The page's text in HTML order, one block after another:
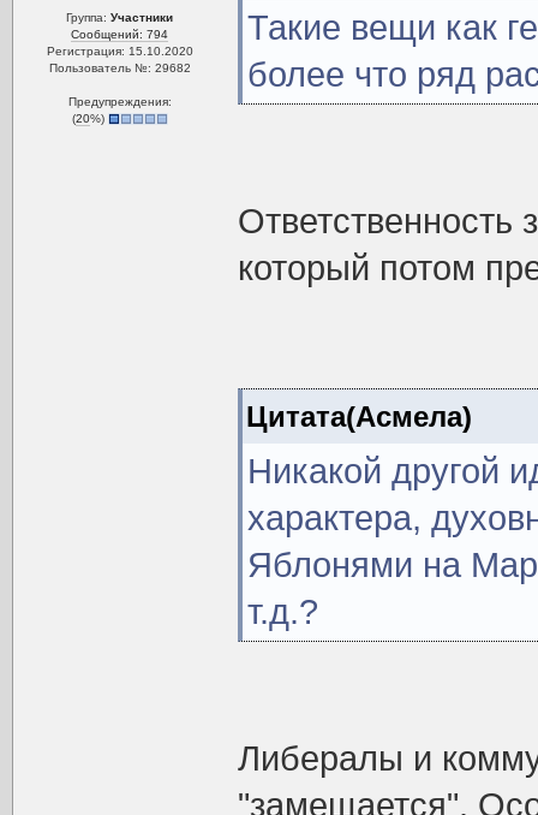
Группа:Участники
Сообщений: 794
Регистрация: 15.10.2020
Пользователь №: 29682
Предупреждения:
(20%)
Такие вещи как
более что ряд
Ответственность
который потом
Цитата(Асмела)
Никакой другой
характера,
Яблонями на
т.д.?
Либералы и
"замещается".